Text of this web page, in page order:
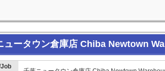
ュータウン倉庫店 Chiba Newtown